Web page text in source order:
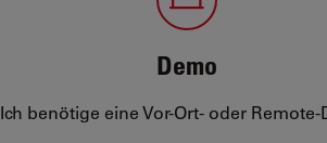
Demo
Ich benötige eine Vor-Ort- oder Remote-